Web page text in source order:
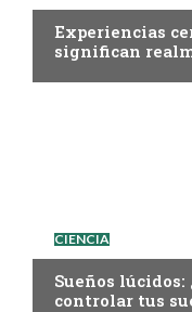
Experiencias
significan
CIENCIA
Sueños lúcidos:
controlar tus